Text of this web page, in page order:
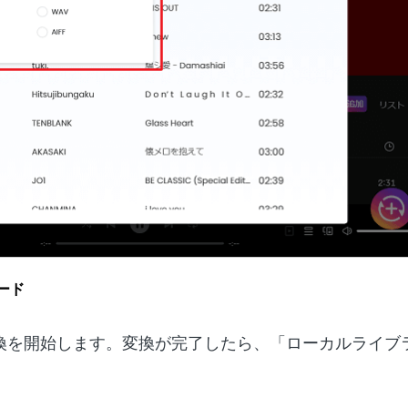
ド
開始します。変換が完了したら、「ローカルライブ